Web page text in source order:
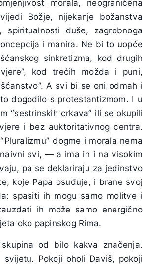
morala, neograničena
Božje, nijekanje božanstva
duše, zagrobnoga
i manira. Ne bi to uopće
sinkretizma, kod drugih
kod trećih možda i puni,
A svi bi se oni odmah i
dogodilo s protestantizmom. I u
“sestrinskih crkava” ili se okupili
i bez auktoritativnog centra.
dogme i morala nema
svi, — a ima ih i na visokim
pa se deklariraju za jedinstvo
koje Papa osuđuje, i brane svoj
spasiti ih mogu samo molitve i
ih može samo energično
oko papinskog Rima.
od bilo kakva značenja.
Pokoji oholi Daviš, pokoji